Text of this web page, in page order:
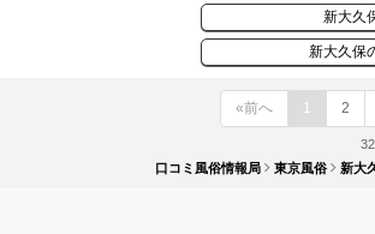
新大久
新大久保
«前へ 1 2
口コミ風俗情報局
東京風俗 新大